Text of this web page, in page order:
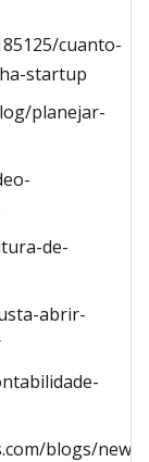
cuanto-
startup
planejar-
de-
abrir-
blogs/